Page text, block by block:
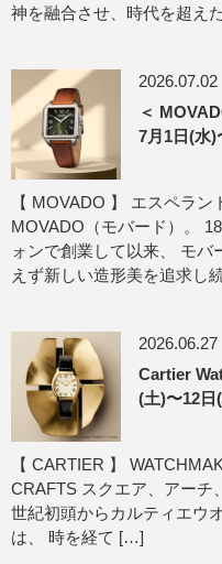
神を融合させ、時代を超え
＜
7月1日(水)
【 MOVADO 】 エスペラ
MOVADO（モバード）。
ォンで創業して以来、 モ
えず新しい造形美を追求し
Cartier
(土)〜12日
【 CARTIER 】
CRAFTS スクエア、アーチ
世紀初頭からカルティエウ
は、 時を経て […]